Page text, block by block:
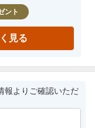
ント
見る
報よりご確認いただ